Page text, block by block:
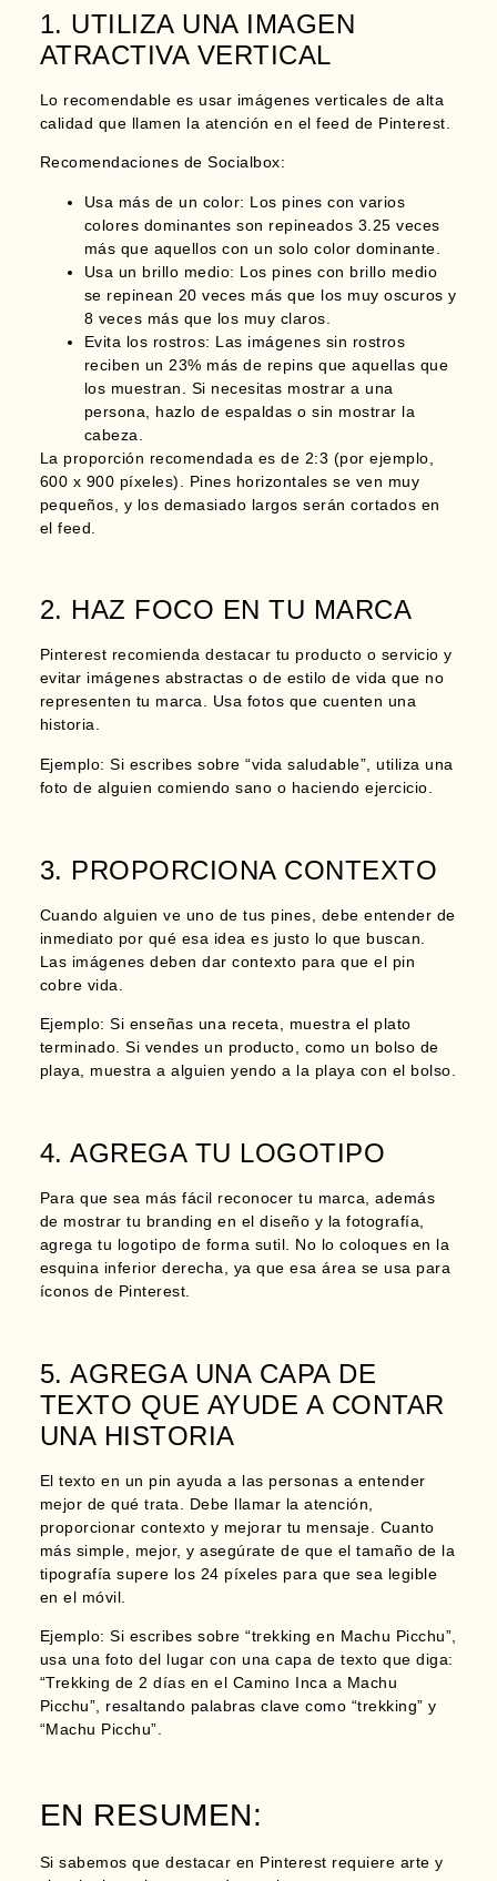
1. UTILIZA UNA IMAGEN
ATRACTIVA VERTICAL
Lo recomendable es usar imágenes verticales de alta
calidad que llamen la atención en el feed de Pinterest.
Recomendaciones de Socialbox:
Usa más de un color: Los pines con varios
colores dominantes son repineados 3.25 veces
más que aquellos con un solo color dominante.
Usa un brillo medio: Los pines con brillo medio
se repinean 20 veces más que los muy oscuros y
8 veces más que los muy claros.
Evita los rostros: Las imágenes sin rostros
reciben un 23% más de repins que aquellas que
los muestran. Si necesitas mostrar a una
persona, hazlo de espaldas o sin mostrar la
cabeza.
La proporción recomendada es de 2:3 (por ejemplo,
600 x 900 píxeles). Pines horizontales se ven muy
pequeños, y los demasiado largos serán cortados en
el feed.
2. HAZ FOCO EN TU MARCA
Pinterest recomienda destacar tu producto o servicio y
evitar imágenes abstractas o de estilo de vida que no
representen tu marca. Usa fotos que cuenten una
historia.
Ejemplo: Si escribes sobre “vida saludable”, utiliza una
foto de alguien comiendo sano o haciendo ejercicio.
3. PROPORCIONA CONTEXTO
Cuando alguien ve uno de tus pines, debe entender de
inmediato por qué esa idea es justo lo que buscan.
Las imágenesdeben dar contexto para que el pin
cobre vida.
Ejemplo: Si enseñas una receta, muestra el plato
terminado. Si vendes un producto, como un bolso de
playa, muestra a alguien yendo a la playa con el bolso.
4. AGREGA TU LOGOTIPO
Para que sea más fácil reconocer tu marca, además
de mostrar tu branding en el diseño y la fotografía,
agrega tu logotipo de forma sutil. No lo coloques en la
esquina inferior derecha, ya que esa área se usa para
íconos de Pinterest.
5. AGREGA UNA CAPA DE
TEXTO QUE AYUDE A CONTAR
UNA HISTORIA
El texto en un pin ayuda a las personas a entender
mejor de qué trata. Debe llamar la atención,
proporcionar contexto y mejorar tu mensaje.
Cuanto
más simple, mejor, y asegúrate de que el tamaño de la
tipografía supere los 24 píxeles para que sea legible
en el móvil.
Ejemplo: Si escribes sobre “trekking en Machu Picchu”,
usa una foto del lugar con una capa de texto que diga:
“Trekking de 2 días en el Camino Inca a Machu
Picchu”, resaltando palabras clave como “trekking” y
“Machu Picchu”.
EN RESUMEN:
Si sabemos que destacar en Pinterest requiere arte y